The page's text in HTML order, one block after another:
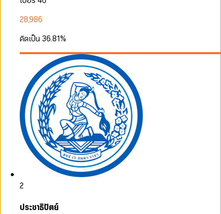
28,986
คิดเป็น 36.81%
2
ประชาธิปัตย์